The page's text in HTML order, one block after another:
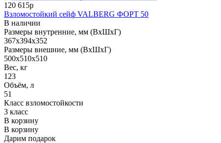
120 615р
Взломостойкий сейф VALBERG ФОРТ 50
В наличии
Размеры внутренние, мм (ВхШхГ)
367x394x352
Размеры внешние, мм (ВхШхГ)
500x510x510
Вес, кг
123
Объём, л
51
Класс взломостойкости
3 класс
В корзину
В корзину
Дарим подарок